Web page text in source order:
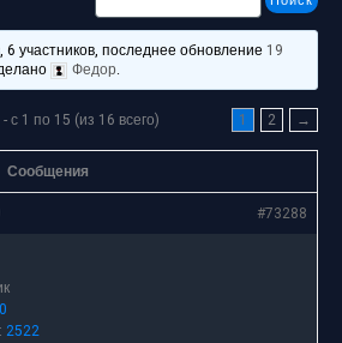
6 участников, последнее обновление 19
Федор.
1 по 15 (из 16 всего) 1 2 →
Сообщения
#73288
2522